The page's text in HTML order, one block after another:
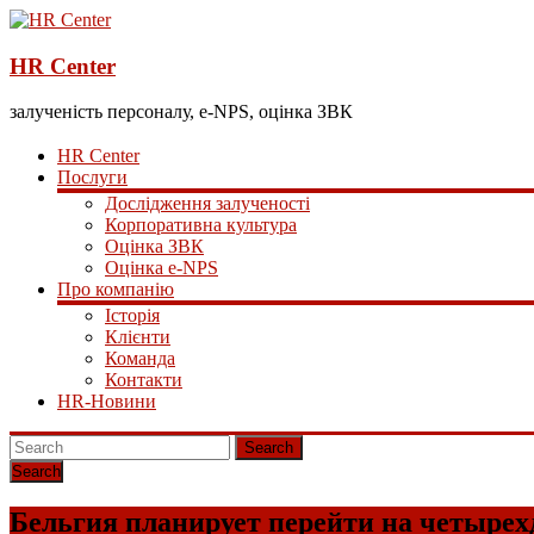
HR Center
залученість персоналу, e-NPS, оцінка ЗВК
HR Center
Послуги
Дослідження залученості
Корпоративна культура
Оцінка ЗВК
Оцінка e-NPS
Про компанію
Історія
Клієнти
Команда
Контакти
HR-Новини
Search
Бельгия планирует перейти на